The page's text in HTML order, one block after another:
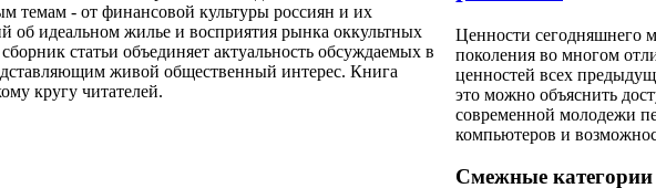
темам - от финансовой культуры россиян и их
об идеальном жилье и восприятия рынка оккультных
статьи объединяет актуальность обсуждаемых в
живой общественный интерес. Книга
кругу читателей.
Ценности сегодняшнего
поколения во многом
ценностей всех
это можно объяснить
современной молодежи
компьютеров и
Смежные категории